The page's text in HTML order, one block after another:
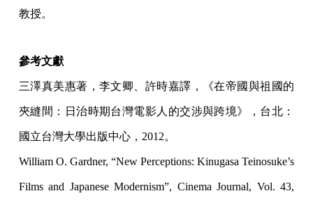
教授。
參考文獻
三澤真美惠著，李文卿、許時嘉譯，《在帝國與祖國的
夾縫間：日治時期台灣電影人的交涉與跨境》，台北：
國立台灣大學出版中心，2012。
William O. Gardner, “New Perceptions: Kinugasa Teinosuke’s
Films and Japanese Modernism”, Cinema Journal, Vol. 43,